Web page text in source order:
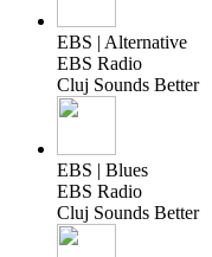
EBS | Alternative
EBS Radio
Cluj Sounds Better
EBS | Blues
EBS Radio
Cluj Sounds Better